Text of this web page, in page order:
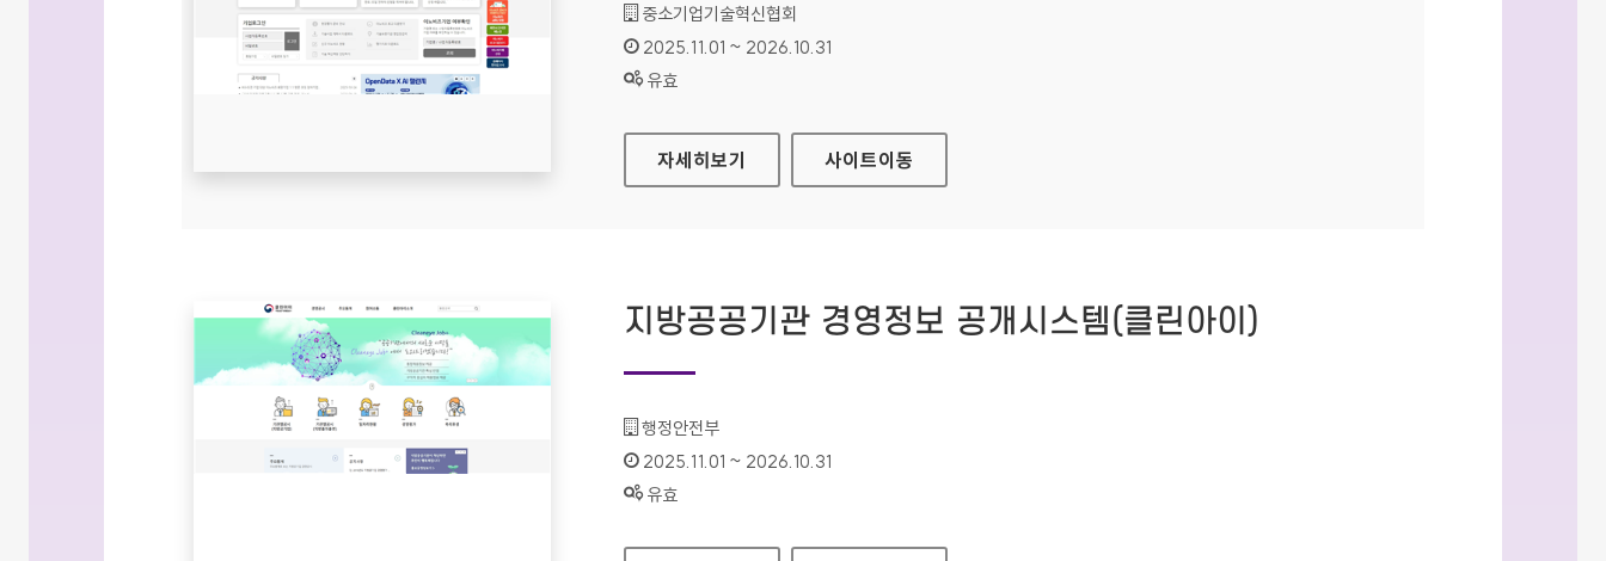
기관명 :
중소기업기술혁신협회
인증기간 :
2025.11.01 ~ 2026.10.31
상태 :
유효
이노비즈넷
자세히보기 사이트이동
지방공공기관 경영정보 공개시스템(클린아이)
기관명 :
행정안전부
인증기간 :
2025.11.01 ~ 2026.10.31
상태 :
유효